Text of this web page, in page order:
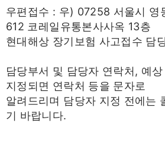
우편접수 : 우) 07258 서울시 영
612 코레일유통본사사옥 13층
현대해상 장기보험 사고접수 담
담당부서 및 담당자 연락처, 예
지정되면 연락처 등을 문자로
알려드리며 담당자 지정 전에는
기 바랍니다.